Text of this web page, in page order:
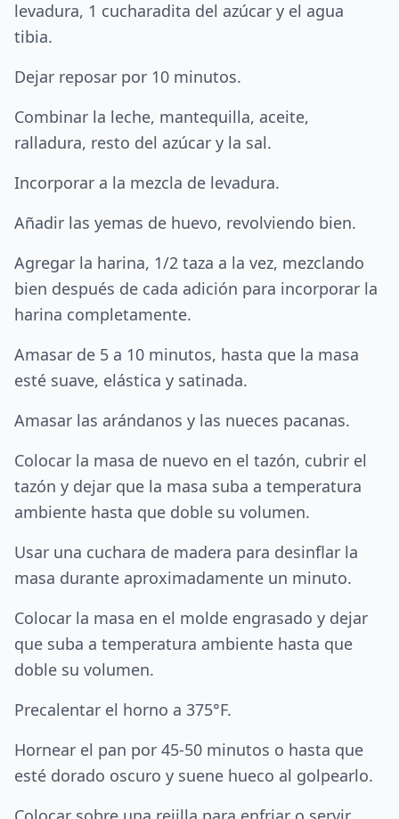
levadura, 1 cucharadita del azúcar y el agua
tibia.
Dejar reposar por 10 minutos.
Combinar la leche, mantequilla, aceite,
ralladura, resto del azúcar y la sal.
Incorporar a la mezcla de levadura.
Añadir las yemas de huevo, revolviendo bien.
Agregar la harina, 1/2 taza a la vez, mezclando
bien después de cada adición para incorporar la
harina completamente.
Amasar de 5 a 10 minutos, hasta que la masa
esté suave, elástica y satinada.
Amasar las arándanos y las nueces pacanas.
Colocar la masa de nuevo en el tazón, cubrir el
tazón y dejar que la masa suba a temperatura
ambiente hasta que doble su volumen.
Usar una cuchara de madera para desinflar la
masa durante aproximadamente un minuto.
Colocar la masa en el molde engrasado y dejar
que suba a temperatura ambiente hasta que
doble su volumen.
Precalentar el horno a 375°F.
Hornear el pan por 45-50 minutos o hasta que
esté dorado oscuro y suene hueco al golpearlo.